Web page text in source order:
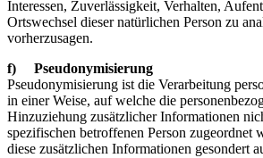
Interessen, Zuverlässigkeit, Verhalten,
Ortswechsel dieser natürlichen Person zu
vorherzusagen.
f) Pseudonymisierung
Pseudonymisierung ist die Verarbeitung
in einer Weise, auf welche die
Hinzuziehung zusätzlicher Informationen
spezifischen betroffenen Person zugeordnet
diese zusätzlichen Informationen gesondert